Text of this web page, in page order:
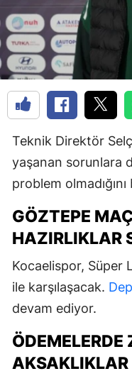
Teknik Direktör
yaşanan sorunlara
problem
GÖZTEPE
HAZIRLIKLAR
Kocaelispor, Süper
ile karşılaşacak.
devam ediyor.